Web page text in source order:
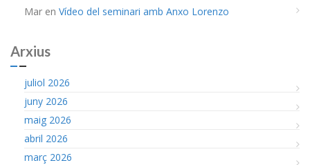
Mar en Vídeo del seminari amb Anxo Lorenzo
Arxius
juliol 2026
juny 2026
maig 2026
abril 2026
març 2026